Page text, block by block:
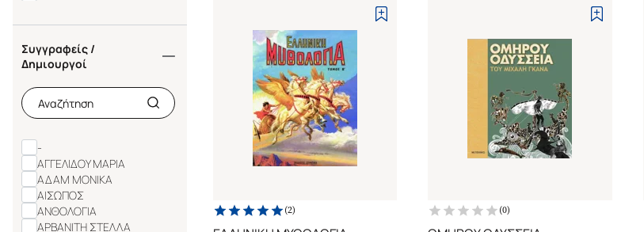
ΓΡΗΓΟΡΗ
ΔΕΛΦΙΝΙ
ΔΕΣΥΛΛΑΣ ΕΚΔΟΣΕΙΣ
ΔΙΑΠΛΑΣΗ
Συγγραφείς /
Δημιουργοί
-
ΑΓΓΕΛΙΔΟΥ ΜΑΡΙΑ
ΑΔΑΜ ΜΟΝΙΚΑ
ΑΙΣΩΠΟΣ
ΑΝΘΟΛΟΓΙΑ
ΑΡΒΑΝΙΤΗ ΣΤΕΛΛΑ
(2) (0)